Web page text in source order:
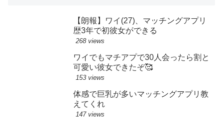
【朗報】ワイ(27)、マッチングアプリ
歴3年で初彼女ができる
268 views
ワイでもマチアプで30人会ったら割と
可愛い彼女できたぞ🥰
153 views
体感で巨乳が多いマッチングアプリ教
えてくれ
147 views